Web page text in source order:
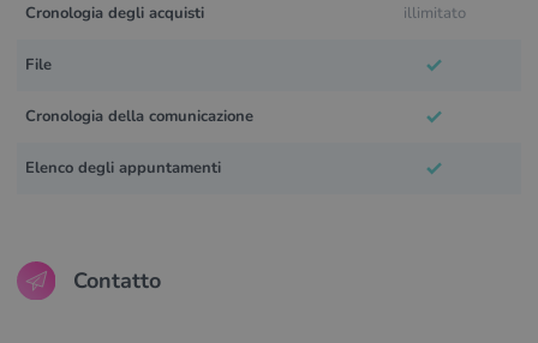
Cronologia degli acquisti illimitato
File
Cronologia della comunicazione
Elenco degli appuntamenti
Contatto